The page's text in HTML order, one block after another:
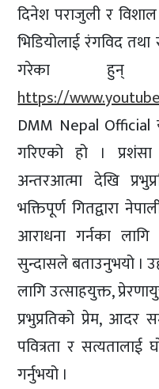
दिनेश पराजुली र
भिडियोलाई रंगविद
गरेका
https://
DMM Nepal Official
गरिएको हो ।
अन्तरआत्मा देखि
भक्तिपूर्ण गितद्वारा
आराधना गर्नका लागि
सुन्दासले बताउनुभयो ।
लागि उत्साहयुक्त,
प्रभुप्रतिको प्रेम, आदर
पवित्रता र
गर्नुभयो ।